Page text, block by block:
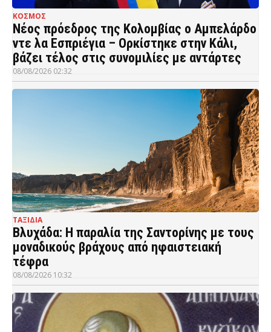
ΚΟΣΜΟΣ
Νέος πρόεδρος της Κολομβίας ο Αμπελάρδο
ντε λα Εσπριέγια – Ορκίστηκε στην Κάλι,
βάζει τέλος στις συνομιλίες με αντάρτες
08/08/2026 02:32
ΤΑΞΙΔΙΑ
Βλυχάδα: Η παραλία της Σαντορίνης με τους
μοναδικούς βράχους από ηφαιστειακή
τέφρα
08/08/2026 10:32